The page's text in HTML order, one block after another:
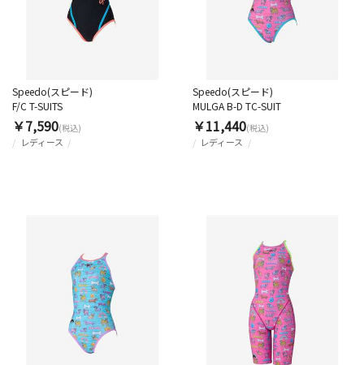
レディース
Speedo(スピード)
F/C T-SUITS
￥7,590(税込)
レディース
Speedo(スピード)
MULGA B-D TC-SUIT
￥11,440(税込)